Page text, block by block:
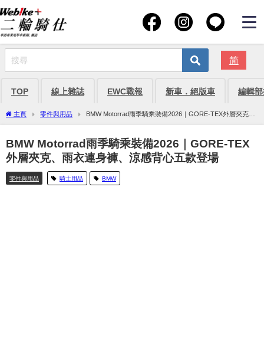
简
TOP 線上雜誌 EWC戰報 新車．絕版車 編輯
主頁 零件與用品
BMW Motorrad雨季騎乘裝備2026｜GORE-TEX外層夾克、
雨衣連身褲、涼感背心五款登場
BMW Motorrad雨季騎乘裝備2026｜GORE-TEX
外層夾克、雨衣連身褲、涼感背心五款登場
零件與用品 騎士用品 BMW